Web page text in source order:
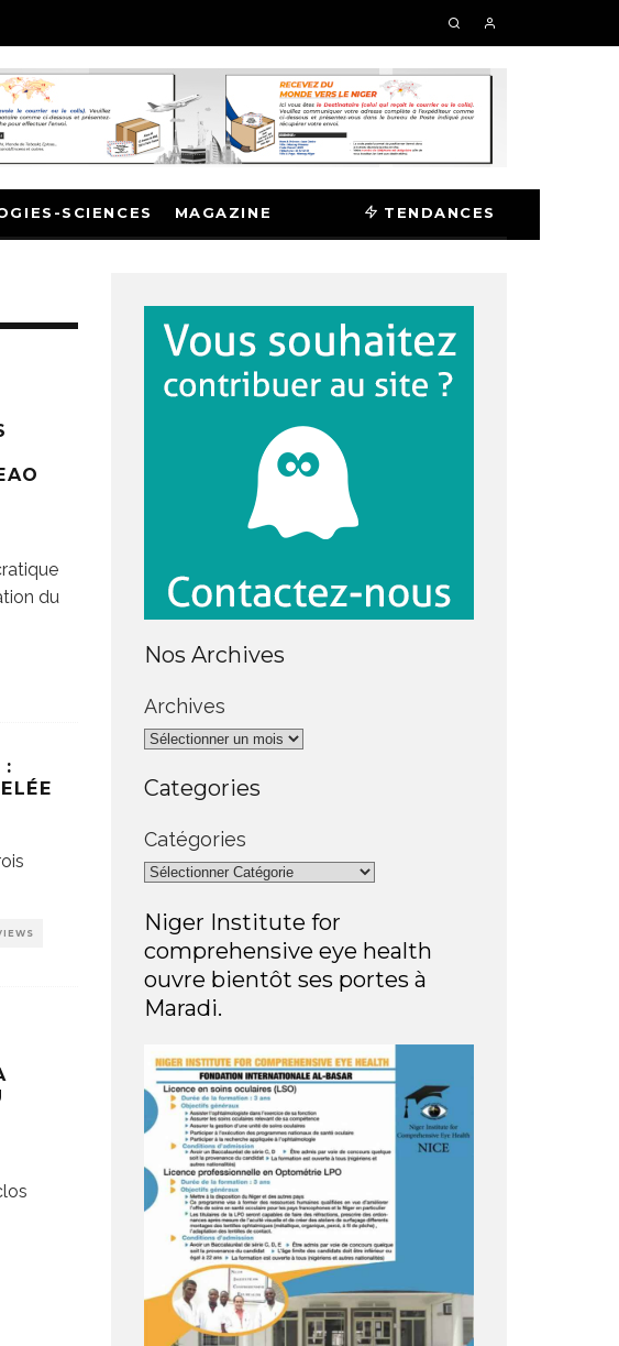
SCIENCES MAGAZINE TENDANCES
du
:
Nos Archives
Archives
Categories
Catégories
Niger Institute for
comprehensive eye health
ouvre bientôt ses portes à
Maradi.